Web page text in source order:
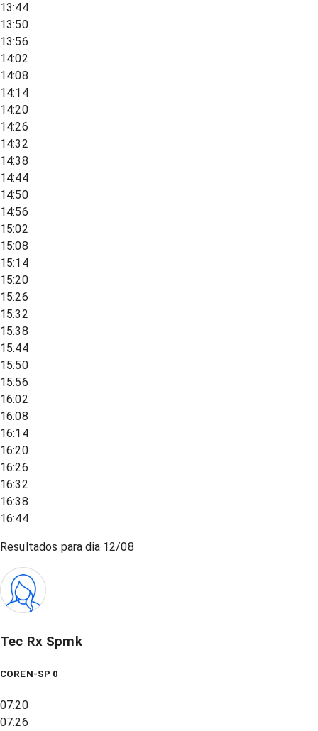
13:44
13:50
13:56
14:02
14:08
14:14
14:20
14:26
14:32
14:38
14:44
14:50
14:56
15:02
15:08
15:14
15:20
15:26
15:32
15:38
15:44
15:50
15:56
16:02
16:08
16:14
16:20
16:26
16:32
16:38
16:44
Resultados para dia 12/08
Tec Rx Spmk
COREN-SP 0
07:20
07:26